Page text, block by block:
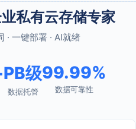
私有云存储专家
· 一键部署 · AI就绪
PB级
数据托管
99.99%
数据可靠性